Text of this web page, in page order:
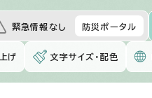
緊急情報なし 防災ポータル
げ 文字サイズ・配色